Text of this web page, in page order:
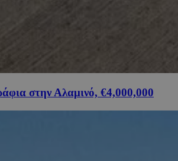
στην Αλαμινό, €4,000,000